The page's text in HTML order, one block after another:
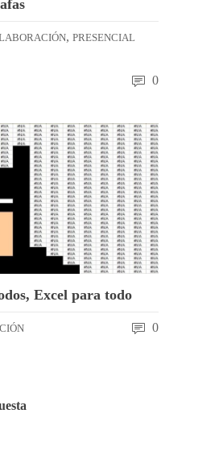
, PRESENCIAL
0
Excel para todo
0